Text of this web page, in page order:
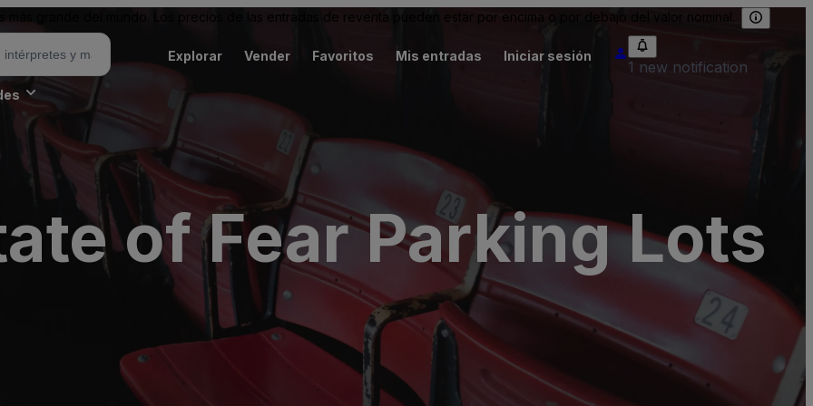
grande del mundo. Los precios de las entradas de reventa pueden estar por encima o por debajo del valor nominal.
Explorar Vender Favoritos Mis entradas Iniciar sesión
1 new notification
of Fear Parking Lots